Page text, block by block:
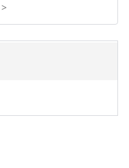
>